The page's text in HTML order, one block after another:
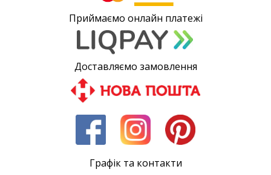
Приймаємо онлайн платежі
Доставляємо замовлення
Графік та контакти